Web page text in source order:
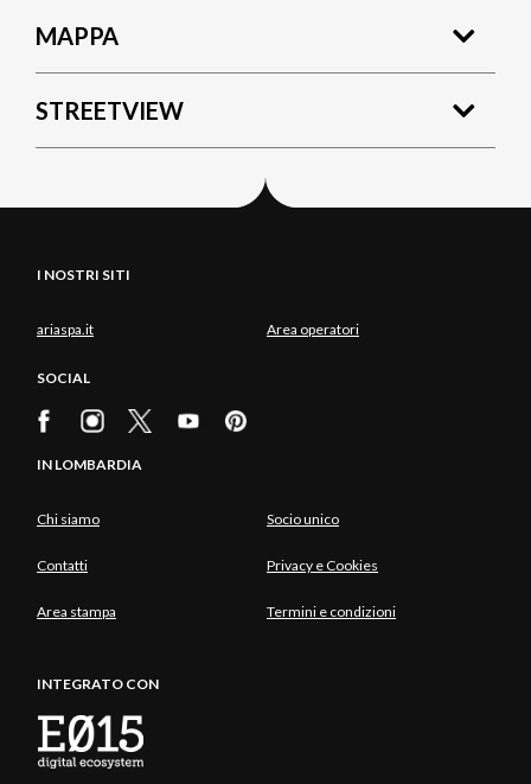
MAPPA
STREETVIEW
I NOSTRI SITI
ariaspa.it Area operatori
SOCIAL
IN LOMBARDIA
Chi siamo Socio unico
Contatti Privacy e Cookies
Area stampa Termini e condizioni
INTEGRATO CON